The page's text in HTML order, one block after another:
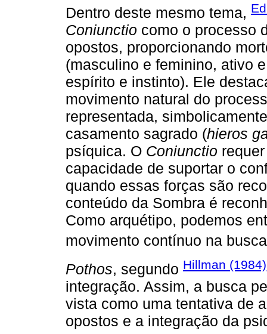
Dentro deste mesmo tema,
Coniunctio como o processo
opostos, proporcionando
(masculino e feminino, ativo
espírito e instinto). Ele
movimento natural do
representada,
casamento sagrado (hieros
psíquica. O Coniunctio
capacidade de suportar o
quando essas forças são
conteúdo da Sombra é
Como arquétipo, podemos
movimento contínuo na
Pothos, segundo Hillman (1984)
integração. Assim, a busca
vista como uma tentativa de
opostos e a integração da